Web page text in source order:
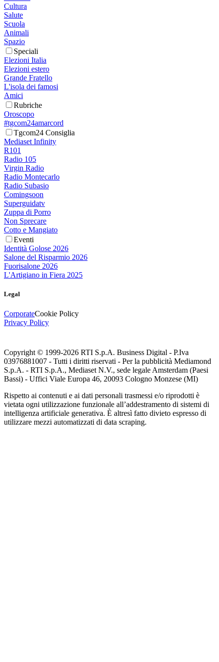
Cultura
Salute
Scuola
Animali
Spazio
Speciali
Elezioni Italia
Elezioni estero
Grande Fratello
L'isola dei famosi
Amici
Rubriche
Oroscopo
#tgcom24amarcord
Tgcom24 Consiglia
Mediaset Infinity
R101
Radio 105
Virgin Radio
Radio Montecarlo
Radio Subasio
Comingsoon
Superguidatv
Zuppa di Porro
Non Sprecare
Cotto e Mangiato
Eventi
Identità Golose 2026
Salone del Risparmio 2026
Fuorisalone 2026
L'Artigiano in Fiera 2025
Legal
CorporateCookie Policy
Privacy Policy
Copyright © 1999-2026 RTI S.p.A. Business Digital - P.Iva
03976881007 - Tutti i diritti riservati - Per la pubblicità Mediamond
S.p.A. - RTI S.p.A., Mediaset N.V., sede legale Amsterdam (Paesi
Bassi) - Uffici Viale Europa 46, 20093 Cologno Monzese (MI)
Rispetto ai contenuti e ai dati personali trasmessi e/o riprodotti è
vietata ogni utilizzazione funzionale all’addestramento di sistemi di
intelligenza artificiale generativa. È altresì fatto divieto espresso di
utilizzare mezzi automatizzati di data scraping.